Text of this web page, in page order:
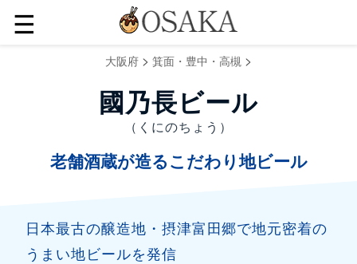
☰
大阪府 > 箕面・豊中・高槻 >
國乃長ビール
（くにのちょう）
老舗酒蔵が造るこだわり地ビール
日本最古の醸造地・摂津富田郷で地元密着の
うまい地ビールを発信